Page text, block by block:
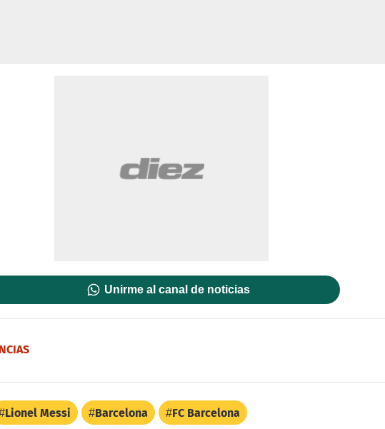
Unirme al canal de noticias
Lionel Messi Barcelona FC Barcelona